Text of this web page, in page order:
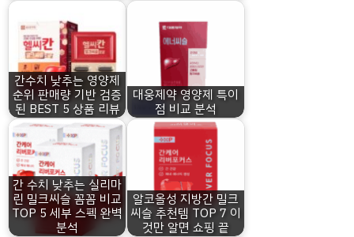
간수치 낮추는 영양제
순위 판매량 기반 검증
된 BEST 5 상품 리뷰
대웅제약 영양제 특이
점 비교 분석
간 수치 낮추는 실리마
린 밀크씨슬 꼼꼼 비교
TOP 5 세부 스펙 완벽
분석
알코올성 지방간 밀크
씨슬 추천템 TOP 7 이
것만 알면 쇼핑 끝